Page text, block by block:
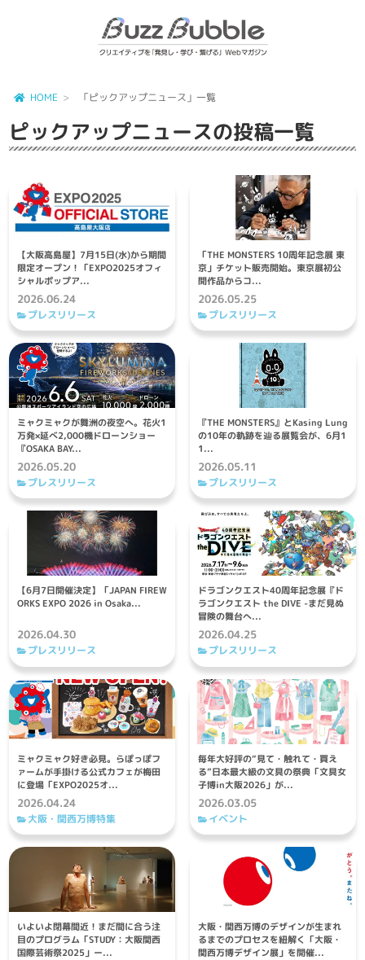
HOME 「ピックアップニュース」一覧
ピックアップニュースの投稿一覧
【大阪高島屋】7月15日(水)から期間
限定オープン！「EXPO2025オフィ
シャルポップア...
2026.06.24
プレスリリース
「THE MONSTERS 10周年記念展 東
京」チケット販売開始。東京展初公
開作品からコ...
2026.05.25
プレスリリース
ミャクミャクが舞洲の夜空へ。花火1
万発×延べ2,000機ドローンショー
『OSAKA BAY...
2026.05.20
プレスリリース
『THE MONSTERS』とKasing Lung
の10年の軌跡を辿る展覧会が、6月1
1...
2026.05.11
プレスリリース
【6月7日開催決定】「JAPAN FIREW
ORKS EXPO 2026 in Osaka...
2026.04.30
プレスリリース
ドラゴンクエスト40周年記念展『ド
ラゴンクエスト the DIVE -まだ見ぬ
冒険の舞台へ...
2026.04.25
プレスリリース
ミャクミャク好き必見。らぽっぽフ
ァームが手掛ける公式カフェが梅田
に登場「EXPO2025オ...
2026.04.24
大阪・関西万博特集
毎年大好評の“見て・触れて・買え
る”日本最大級の文具の祭典「文具女
子博in大阪2026」が...
2026.03.05
イベント
いよいよ閉幕間近！まだ間に合う注
目のプログラム「STUDY：大阪関西
国際芸術祭2025」ー...
大阪・関西万博のデザインが生まれ
るまでのプロセスを紐解く「大阪・
関西万博デザイン展」を開催...